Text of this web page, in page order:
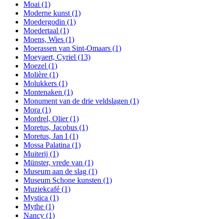
Moai (1)
Moderne kunst (1)
Moedergodin (1)
Moedertaal (1)
Moens, Wies (1)
Moerassen van Sint-Omaars (1)
Moeyaert, Cyriel (13)
Moezel (1)
Molière (1)
Molukkers (1)
Montenaken (1)
Monument van de drie veldslagen (1)
Mora (1)
Mordrel, Olier(1)
Moretus, Jacobus (1)
Moretus, Jan I (1)
Mossa Palatina (1)
Muiterij (1)
Münster, vrede van (1)
Museum aan de slag (1)
Museum Schone kunsten (1)
Muziekcafé (1)
Mystica (1)
Mythe (1)
Nancy (1)